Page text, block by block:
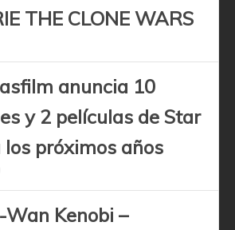
THE CLONE WARS
anuncia 10
y 2 películas de Star
próximos años
Wan Kenobi –